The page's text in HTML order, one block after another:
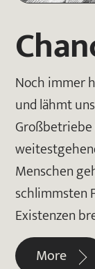
Noch immer
und lähmt
Menschen
schlimmsten
Existenzen
More